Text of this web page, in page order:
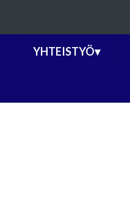
YHTEISTYÖ▾